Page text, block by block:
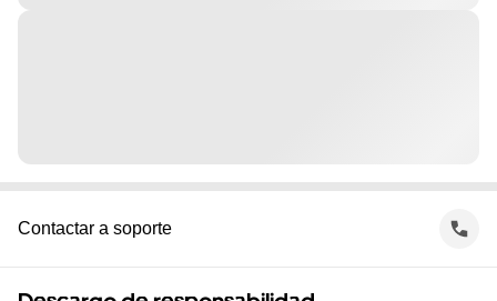
Contactar a soporte